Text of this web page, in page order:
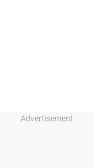
Advertisement